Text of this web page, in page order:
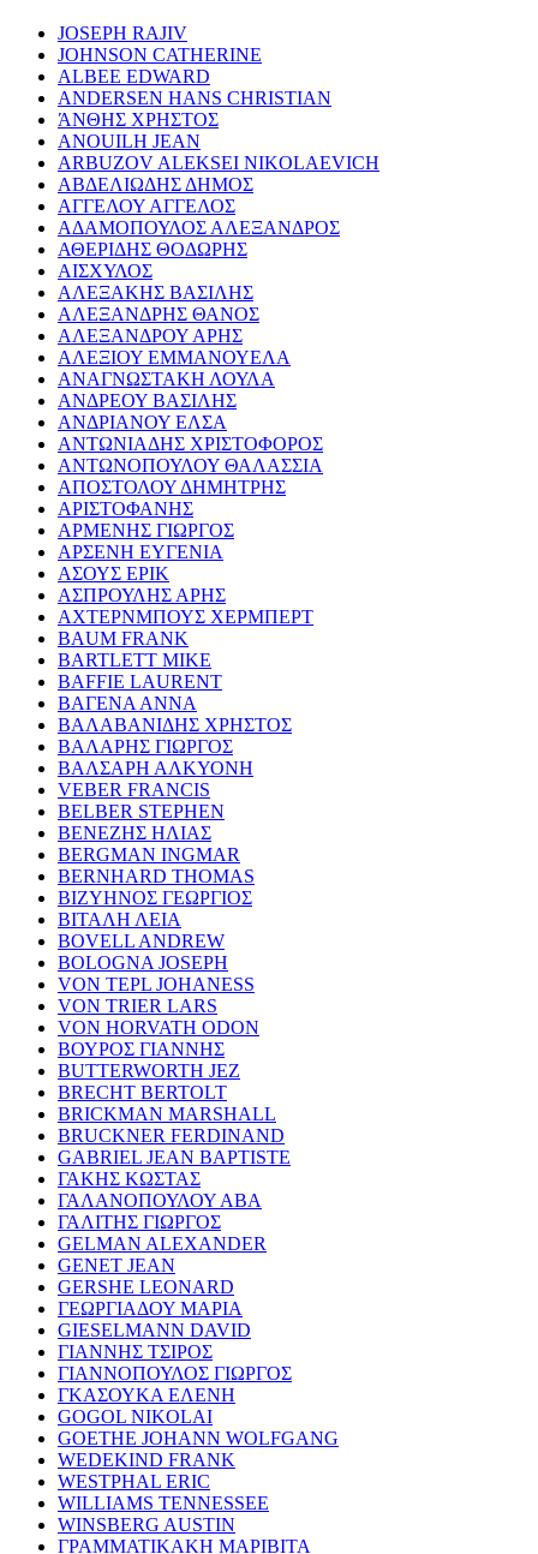
JOSEPH RAJIV
JOHNSON CATHERINE
ALBEE EDWARD
ANDERSEN HANS CHRISTIAN
ΆΝΘΗΣ ΧΡΗΣΤΟΣ
ANOUILH JEAN
ARBUZOV ALEKSEI NIKOLAEVICH
ΑΒΔΕΛΙΩΔΗΣ ΔΗΜΟΣ
ΑΓΓΕΛΟΥ ΑΓΓΕΛΟΣ
ΑΔΑΜΟΠΟΥΛΟΣ ΑΛΕΞΑΝΔΡΟΣ
ΑΘΕΡΙΔΗΣ ΘΟΔΩΡΗΣ
ΑΙΣΧΥΛΟΣ
ΑΛΕΞΑΚΗΣ ΒΑΣΙΛΗΣ
ΑΛΕΞΑΝΔΡΗΣ ΘΑΝΟΣ
ΑΛΕΞΑΝΔΡΟΥ ΑΡΗΣ
ΑΛΕΞΙΟΥ ΕΜΜΑΝΟΥΕΛΑ
ΑΝΑΓΝΩΣΤΑΚΗ ΛΟΥΛΑ
ΑΝΔΡΕΟΥ ΒΑΣΙΛΗΣ
ΑΝΔΡΙΑΝΟΥ ΕΛΣΑ
ΑΝΤΩΝΙΑΔΗΣ ΧΡΙΣΤΟΦΟΡΟΣ
ΑΝΤΩΝΟΠΟΥΛΟΥ ΘΑΛΑΣΣΙΑ
ΑΠΟΣΤΟΛΟΥ ΔΗΜΗΤΡΗΣ
ΑΡΙΣΤΟΦΑΝΗΣ
ΑΡΜΕΝΗΣ ΓΙΩΡΓΟΣ
ΑΡΣΕΝΗ ΕΥΓΕΝΙΑ
ΑΣΟΥΣ ΕΡΙΚ
ΑΣΠΡΟΥΛΗΣ ΑΡΗΣ
ΑΧΤΕΡΝΜΠΟΥΣ ΧΕΡΜΠΕΡΤ
BAUM FRANK
BARTLETT MIKE
BAFFIE LAURENT
ΒΑΓΕΝΑ ΑΝΝΑ
ΒΑΛΑΒΑΝΙΔΗΣ ΧΡΗΣΤΟΣ
ΒΑΛΑΡΗΣ ΓΙΩΡΓΟΣ
ΒΑΛΣΑΡΗ ΑΛΚΥΟΝΗ
VEBER FRANCIS
BELBER STEPHEN
ΒΕΝΕΖΗΣ ΗΛΙΑΣ
BERGMAN INGMAR
BERNHARD THOMAS
ΒΙΖΥΗΝΟΣ ΓΕΩΡΓΙΟΣ
ΒΙΤΑΛΗ ΛΕΙΑ
BOVELL ANDREW
BOLOGNA JOSEPH
VON TEPL JOHANESS
VON TRIER LARS
VON HORVATH ODON
ΒΟΥΡΟΣ ΓΙΑΝΝΗΣ
BUTTERWORTH JEZ
BRECHT BERTOLT
BRICKMAN MARSHALL
BRUCKNER FERDINAND
GABRIEL JEAN BAPTISTE
ΓΑΚΗΣ ΚΩΣΤΑΣ
ΓΑΛΑΝΟΠΟΥΛΟΥ ΑΒΑ
ΓΑΛΙΤΗΣ ΓΙΩΡΓΟΣ
GELMAN ALEXANDER
GENET JEAN
GERSHE LEONARD
ΓΕΩΡΓΙΑΔΟΥ ΜΑΡΙΑ
GIESELMANN DAVID
ΓΙΑΝΝΗΣ ΤΣΙΡΟΣ
ΓΙΑΝΝΟΠΟΥΛΟΣ ΓΙΩΡΓΟΣ
ΓΚΑΣΟΥΚΑ ΕΛΕΝΗ
GOGOL NIKOLAI
GOETHE JOHANN WOLFGANG
WEDEKIND FRANK
WESTPHAL ERIC
WILLIAMS TENNESSEE
WINSBERG AUSTIN
ΓΡΑΜΜΑΤΙΚΑΚΗ ΜΑΡΙΒΙΤΑ